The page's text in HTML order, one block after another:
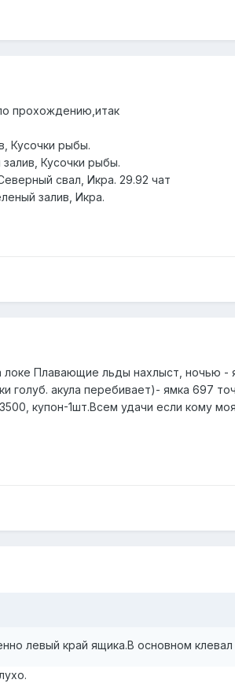
прохождению,итак
Кусочки рыбы.
Кусочки рыбы.
свал, Икра. 29.92 чат
залив, Икра.
Плавающие льды нахлыст, ночью -
акула перебивает)- ямка 697
купон-1шт.Всем удачи если кому
левый край ящика.В основном